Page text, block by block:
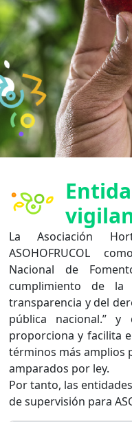
La Asociación
ASOHOFRUCOL
Nacional de
cumplimiento de
transparencia y del
pública nacional.” y
proporciona y facilita
términos más amplios
amparados por ley.
Por tanto, las
de supervisión para